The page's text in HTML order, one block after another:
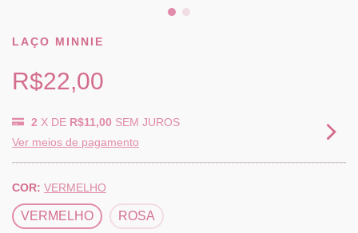
LAÇO MINNIE
R$22,00
2 X DE R$11,00 SEM JUROS
Ver meios de pagamento
COR: VERMELHO
VERMELHO ROSA